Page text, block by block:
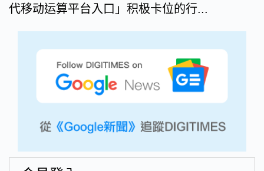
代移动运算平台入口」积极卡位的行...